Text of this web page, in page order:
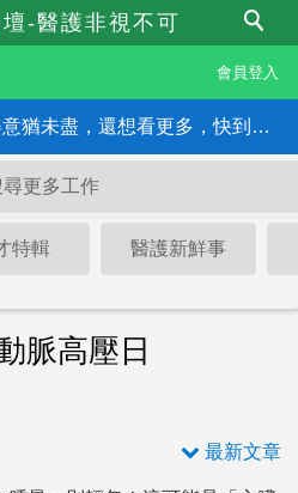
-醫護非視不可
會員登入
《1111職涯論壇首頁》覺得意猶未盡，還想看更多，快到職涯論壇首頁！！
尋更多工作
特輯 醫護新鮮事
脈高壓日
最新文章